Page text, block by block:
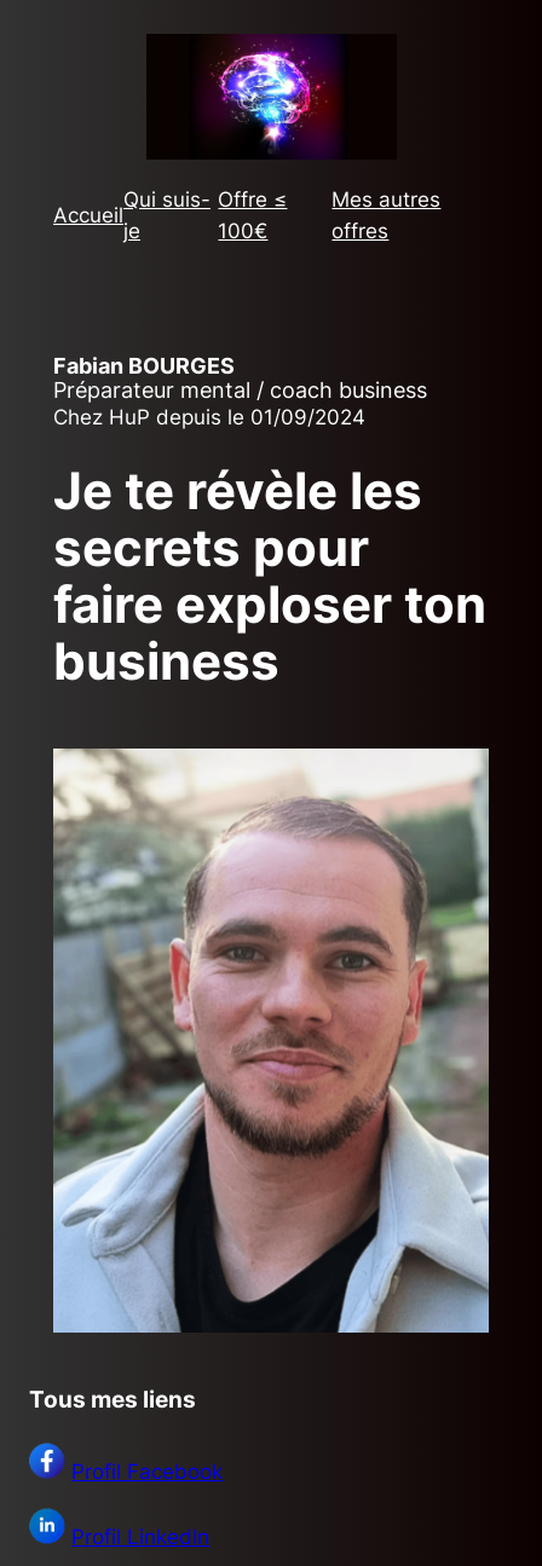
Accueil
Qui suis-
je
Offre ≤
100€
Mes autres
offres
Fabian BOURGES
Préparateur mental / coach business
Chez HuP depuis le 01/09/2024
Je te révèle les
secrets pour
faire exploser ton
business
Tous mes liens
Profil Facebook
Profil LinkedIn